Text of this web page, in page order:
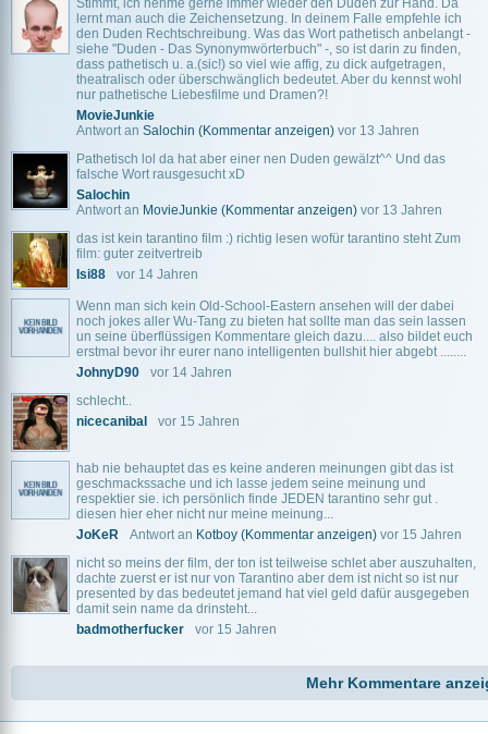
Stimmt, ich nehme gerne immer wieder den Duden zur Hand. Da
lernt man auch die Zeichensetzung. In deinem Falle empfehle ich
den Duden Rechtschreibung. Was das Wort pathetisch anbelangt -
siehe "Duden - Das Synonymwörterbuch" -, so ist darin zu finden,
dass pathetisch u. a.(sic!) so viel wie affig, zu dick aufgetragen,
theatralisch oder überschwänglich bedeutet. Aber du kennst wohl
nur pathetische Liebesfilme und Dramen?!
MovieJunkie
Antwort an Salochin (Kommentar anzeigen) vor 13 Jahren
Pathetisch lol da hat aber einer nen Duden gewälzt^^ Und das
falsche Wort rausgesucht xD
Salochin
Antwort an MovieJunkie (Kommentar anzeigen) vor 13 Jahren
das ist kein tarantino film :) richtig lesen wofür tarantino steht Zum
film: guter zeitvertreib
Isi88
vor 14 Jahren
Wenn man sich kein Old-School-Eastern ansehen will der dabei
noch jokes aller Wu-Tang zu bieten hat sollte man das sein lassen
un seine überflüssigen Kommentare gleich dazu.... also bildet euch
erstmal bevor ihr eurer nano intelligenten bullshit hier abgebt ........
JohnyD90
vor 14 Jahren
schlecht..
nicecanibal
vor 15 Jahren
hab nie behauptet das es keine anderen meinungen gibt das ist
geschmackssache und ich lasse jedem seine meinung und
respektier sie. ich persönlich finde JEDEN tarantino sehr gut .
diesen hier eher nicht nur meine meinung...
JoKeR
Antwort an Kotboy (Kommentar anzeigen) vor 15 Jahren
nicht so meins der film, der ton ist teilweise schlet aber auszuhalten,
dachte zuerst er ist nur von Tarantino aber dem ist nicht so ist nur
presented by das bedeutet jemand hat viel geld dafür ausgegeben
damit sein name da drinsteht...
badmotherfucker
vor 15 Jahren
Mehr Kommentare